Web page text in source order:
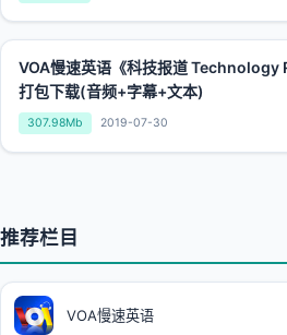
VOA慢速英语《科技报道 Technology
打包下载(音频+字幕+文本)
307.98Mb 2019-07-30
推荐栏目
VOA慢速英语